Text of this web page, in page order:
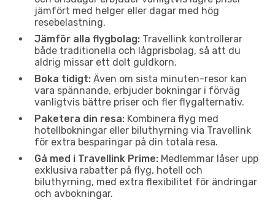
jämfört med helger eller dagar med hög
resebelastning.
Jämför alla flygbolag: Travellink kontrollerar
både traditionella och lågprisbolag, så att du
aldrig missar ett dolt guldkorn.
Boka tidigt: Även om sista minuten-resor kan
vara spännande, erbjuder bokningar i förväg
vanligtvis bättre priser och fler flygalternativ.
Paketera din resa: Kombinera flyg med
hotellbokningar eller biluthyrning via Travellink
för extra besparingar på din totala resa.
Gå med i Travellink Prime: Medlemmar låser upp
exklusiva rabatter på flyg, hotell och
biluthyrning, med extra flexibilitet för ändringar
och avbokningar.